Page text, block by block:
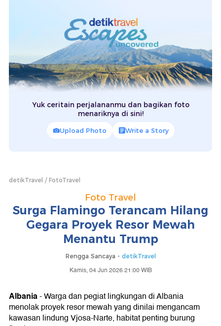
Yuk ceritain perjalananmu dan bagikan foto
menariknya di sini!
Upload Photo Write a Story
detikTravel FotoTravel
Foto Travel
Surga Flamingo Terancam Hilang
Gegara Proyek Resor Mewah
Menantu Trump
Rengga Sancaya - detikTravel
Kamis, 04 Jun 2026 21:00 WIB
Albania- Warga dan pegiat lingkungan di Albania
menolak proyek resor mewah yang dinilai mengancam
kawasan lindung Vjosa-Narte, habitat penting burung